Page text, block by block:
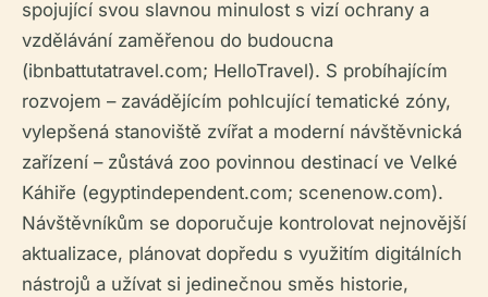
spojující svou slavnou minulost s vizí ochrany a
vzdělávání zaměřenou do budoucna
(ibnbattutatravel.com; HelloTravel). S probíhajícím
rozvojem – zavádějícím pohlcující tematické zóny,
vylepšená stanoviště zvířat a moderní návštěvnická
zařízení – zůstává zoo povinnou destinací ve Velké
Káhiře (egyptindependent.com; scenenow.com).
Návštěvníkům se doporučuje kontrolovat nejnovější
aktualizace, plánovat dopředu s využitím digitálních
nástrojů a užívat si jedinečnou směs historie,